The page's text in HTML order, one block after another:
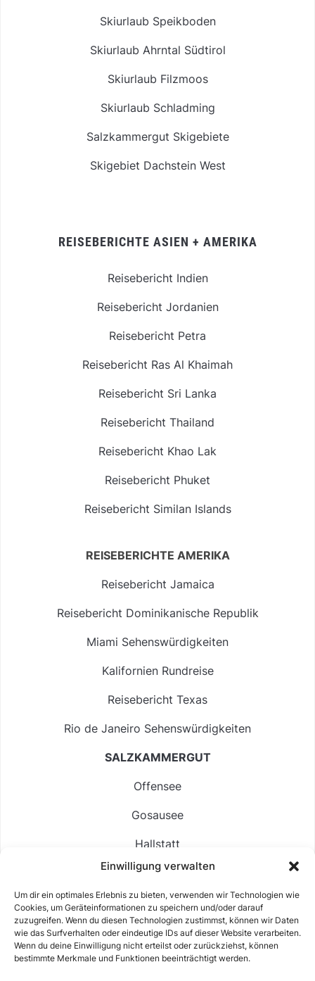
Einwilligung verwalten
Um dir ein optimales Erlebnis zu bieten, verwenden wir Technologien wie
Cookies, um Geräteinformationen zu speichern und/oder darauf
zuzugreifen. Wenn du diesen Technologien zustimmst, können wir Daten
wie das Surfverhalten oder eindeutige IDs auf dieser Website verarbeiten.
Wenn du deine Einwilligung nicht erteilst oder zurückziehst, können
bestimmte Merkmale und Funktionen beeinträchtigt werden.
Skiurlaub Speikboden
Skiurlaub Ahrntal Südtirol
Skiurlaub Filzmoos
Skiurlaub Schladming
Salzkammergut Skigebiete
Skigebiet Dachstein West
REISEBERICHTE ASIEN + AMERIKA
Reisebericht Indien
Reisebericht Jordanien
Reisebericht Petra
Reisebericht Ras Al Khaimah
Reisebericht Sri Lanka
Reisebericht Thailand
Reisebericht Khao Lak
Reisebericht Phuket
Reisebericht Similan Islands
REISEBERICHTE AMERIKA
Reisebericht Jamaica
Reisebericht Dominikanische Republik
Miami Sehenswürdigkeiten
Kalifornien Rundreise
Reisebericht Texas
Rio de Janeiro Sehenswürdigkeiten
SALZKAMMERGUT
Offensee
Gosausee
Hallstatt
Langbathsee
Altausseer See
Hintersee